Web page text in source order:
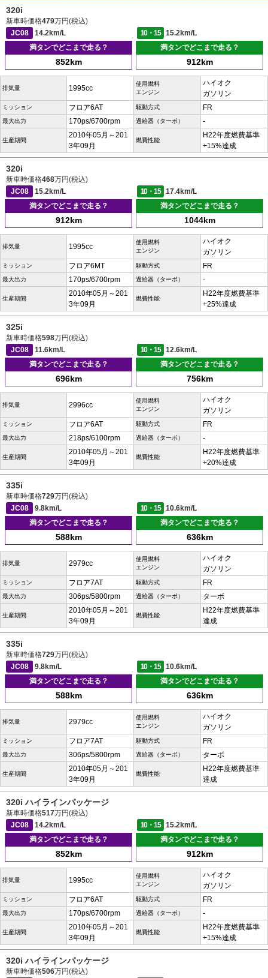
320i
新車時価格479万円(税込)
JC08
14.2km/L 10・15
15.2km/L
満タンでどこまで走る？
852km
満タンでどこまで走る？
912km
排気量 1995cc
使用燃料
エンジン
ハイオク
ガソリン
ミッション フロア6AT 駆動方式 FR
最大出力 170ps/6700rpm 過給器（ターボ） -
生産期間
2010年05月～201
3年09月
燃費性能
H22年度燃費基準
+15%達成
320i
新車時価格468万円(税込)
JC08
15.2km/L 10・15
17.4km/L
満タンでどこまで走る？
912km
満タンでどこまで走る？
1044km
排気量 1995cc
使用燃料
エンジン
ハイオク
ガソリン
ミッション フロア6MT 駆動方式 FR
最大出力 170ps/6700rpm 過給器（ターボ） -
生産期間
2010年05月～201
3年09月
燃費性能
H22年度燃費基準
+25%達成
325i
新車時価格598万円(税込)
JC08
11.6km/L 10・15
12.6km/L
満タンでどこまで走る？
696km
満タンでどこまで走る？
756km
排気量 2996cc
使用燃料
エンジン
ハイオク
ガソリン
ミッション フロア6AT 駆動方式 FR
最大出力 218ps/6100rpm 過給器（ターボ） -
生産期間
2010年05月～201
3年09月
燃費性能
H22年度燃費基準
+20%達成
335i
新車時価格729万円(税込)
JC08
9.8km/L 10・15
10.6km/L
満タンでどこまで走る？
588km
満タンでどこまで走る？
636km
排気量 2979cc
使用燃料
エンジン
ハイオク
ガソリン
ミッション フロア7AT 駆動方式 FR
最大出力 306ps/5800rpm 過給器（ターボ） ターボ
生産期間
2010年05月～201
3年09月
燃費性能
H22年度燃費基準
達成
335i
新車時価格729万円(税込)
JC08
9.8km/L 10・15
10.6km/L
満タンでどこまで走る？
588km
満タンでどこまで走る？
636km
排気量 2979cc
使用燃料
エンジン
ハイオク
ガソリン
ミッション フロア7AT 駆動方式 FR
最大出力 306ps/5800rpm 過給器（ターボ） ターボ
生産期間
2010年05月～201
3年09月
燃費性能
H22年度燃費基準
達成
320i ハイラインパッケージ
新車時価格517万円(税込)
JC08
14.2km/L 10・15
15.2km/L
満タンでどこまで走る？
852km
満タンでどこまで走る？
912km
排気量 1995cc
使用燃料
エンジン
ハイオク
ガソリン
ミッション フロア6AT 駆動方式 FR
最大出力 170ps/6700rpm 過給器（ターボ） -
生産期間
2010年05月～201
3年09月
燃費性能
H22年度燃費基準
+15%達成
320i ハイラインパッケージ
新車時価格506万円(税込)